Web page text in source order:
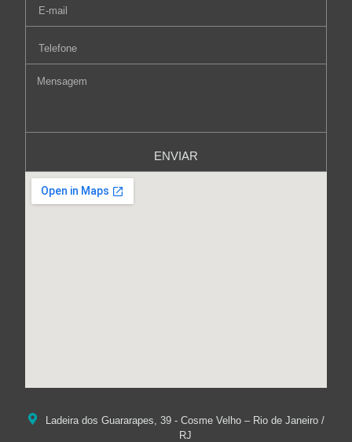
ENVIAR
Ladeira dos Guararapes, 39 - Cosme Velho – Rio de Janeiro /
RJ